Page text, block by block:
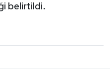
belirtildi.